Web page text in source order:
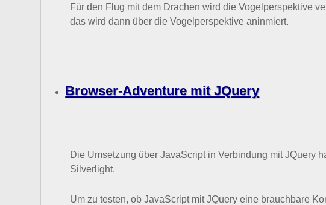
Für den Flug mit dem Drachen wird die Vogelperspektive
das wird dann über die Vogelperspektive aninmiert.
Browser-Adventure mit JQuery
Die Umsetzung über JavaScript in Verbindung mit JQuery
Silverlight.
Um zu testen, ob JavaScript mit JQuery eine brauchbare